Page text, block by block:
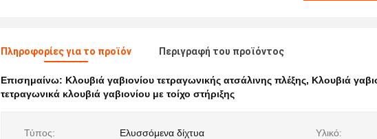
Πληροφορίες για το προϊόν Περιγραφή του προϊόντος
Επισημαίνω: Κλουβιά γαβιονίου τετραγωνικής ατσάλινης πλέξης, Κλουβιά
τετραγωνικά κλουβιά γαβιονίου με τοίχο στήριξης
Τύπος: Ελυσσόμενα δίχτυα Υλικό: